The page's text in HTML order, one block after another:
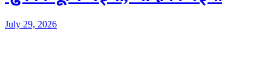
July 29, 2026